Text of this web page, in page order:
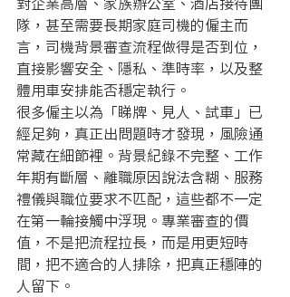
隊，甚至需要長期家庭司機的僱主而
言，司機背景審查流程做得是否到位，
直接影響安全、隱私、準時率，以及整
體用車安排能否穩定執行。
很多僱主以為「睇牌、見人、試車」已
經足夠，真正出問題時才發現，風險通
常藏在細節裡。背景紀錄不完整、工作
年期有斷層、離職原因說法含糊、服務
禮儀與職位要求不匹配，這些都不一定
在第一輪接觸中浮現。專業審查的價
值，不是把流程拉長，而是用更短時
間，把不適合的人排除，把真正穩陣的
人留下。